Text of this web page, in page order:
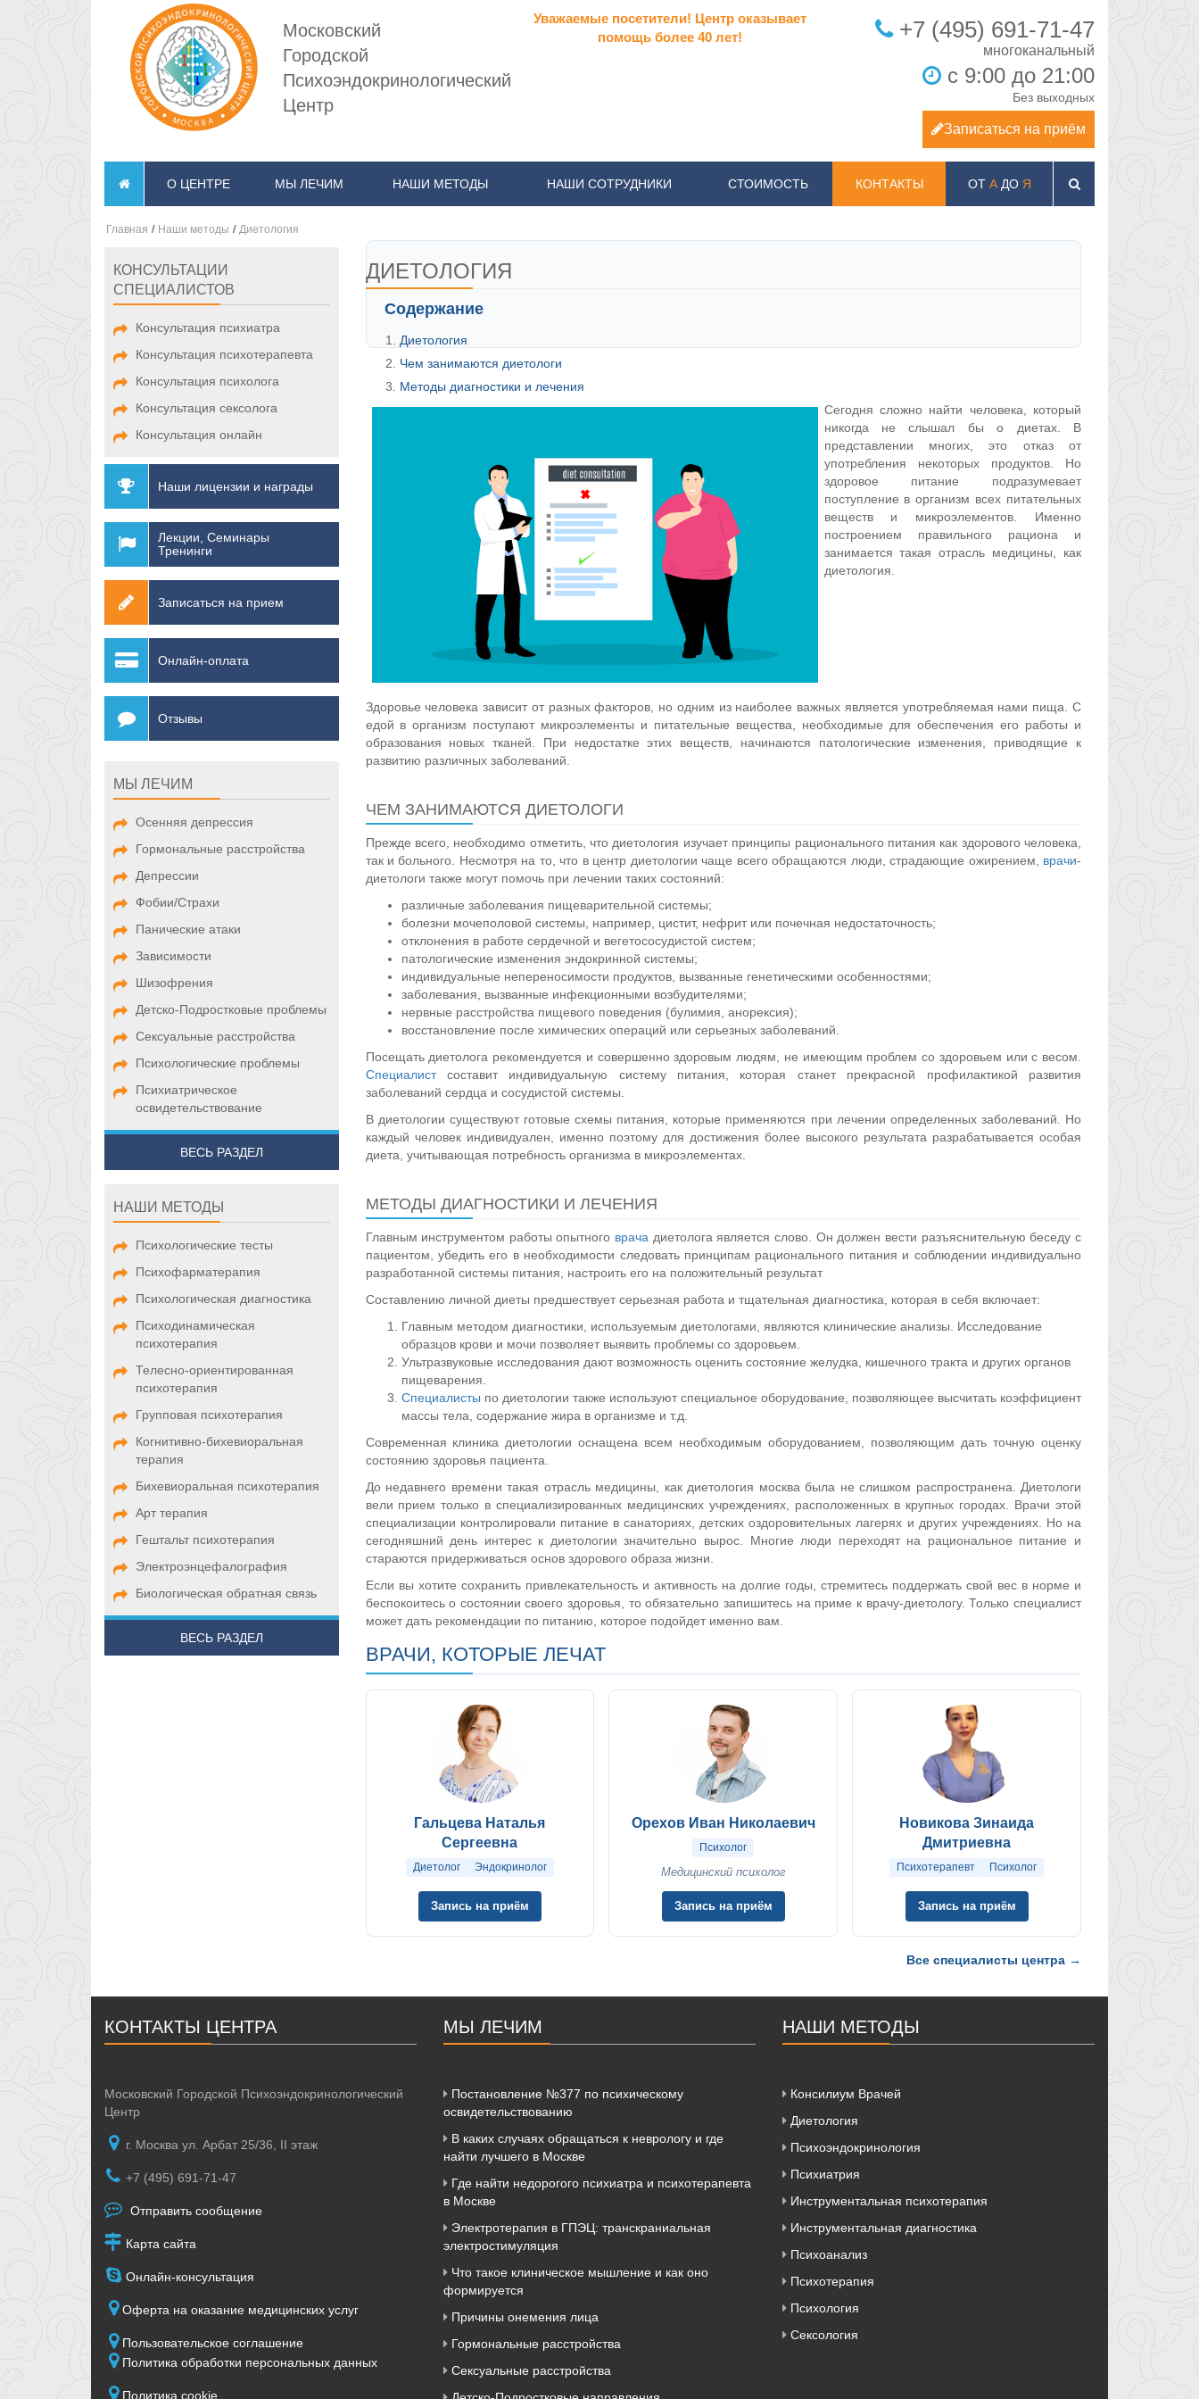
Московский
Городской
Психоэндокринологический
Центр
Уважаемые посетители! Центр оказывает
помощь более 40 лет!
+7 (495) 691-71-47
с 9:00 до 21:00
Без выходных
Записаться на приём
О ЦЕНТРЕ МЫ ЛЕЧИМ НАШИ МЕТОДЫ НАШИ СОТРУДНИКИ СТОИМОСТЬ КОНТАКТЫ ОТ АДО Я
Главная / Наши методы / Диетология
КОНСУЛЬТАЦИИ
СПЕЦИАЛИСТОВ
Консультация психиатра
Консультация психотерапевта
Консультация психолога
Консультация сексолога
Консультация онлайн
Наши лицензии и награды
Лекции, Семинары
Тренинги
Записаться на прием
Онлайн-оплата
Отзывы
МЫ ЛЕЧИМ
Осенняя депрессия
Гормональные расстройства
Депрессии
Фобии/Страхи
Панические атаки
Зависимости
Шизофрения
Детско-Подростковые проблемы
Сексуальные расстройства
Психологические проблемы
Психиатрическое
освидетельствование
ВЕСЬ РАЗДЕЛ
НАШИ МЕТОДЫ
Психологические тесты
Психофарматерапия
Психологическая диагностика
Психодинамическая
психотерапия
Телесно-ориентированная
психотерапия
Групповая психотерапия
Когнитивно-бихевиоральная
терапия
Бихевиоральная психотерапия
Арт терапия
Гештальт психотерапия
Электроэнцефалография
Биологическая обратная связь
ВЕСЬ РАЗДЕЛ
ДИЕТОЛОГИЯ
Содержание
Диетология
Чем занимаются диетологи
Методы диагностики и лечения
Сегодня сложно найти человека, который
никогда не слышал бы о диетах. В
представлении многих, это отказ от
употребления некоторых продуктов. Но
здоровое питание подразумевает
поступление в организм всех питательных
веществ и микроэлементов. Именно
построением правильного рациона и
занимается такая отрасль медицины, как
диетология.
Здоровье человека зависит от разных факторов, но одним из наиболее важных является употребляемая нами пища. С
едой в организм поступают микроэлементы и питательные вещества, необходимые для обеспечения его работы и
образования новых тканей. При недостатке этих веществ, начинаются патологические изменения, приводящие к
развитию различных заболеваний.
ЧЕМ ЗАНИМАЮТСЯ ДИЕТОЛОГИ
Прежде всего, необходимо отметить, что диетология изучает принципы рационального питания как здорового человека,
так и больного. Несмотря на то, что в центр диетологии чаще всего обращаются люди, страдающие ожирением, врачи-
диетологи также могут помочь при лечении таких состояний:
различные заболевания пищеварительной системы;
болезни мочеполовой системы, например, цистит, нефрит или почечная недостаточность;
отклонения в работе сердечной и вегетососудистой систем;
патологические изменения эндокринной системы;
индивидуальные непереносимости продуктов, вызванные генетическими особенностями;
заболевания, вызванные инфекционными возбудителями;
нервные расстройства пищевого поведения (булимия, анорексия);
восстановление после химических операций или серьезных заболеваний.
Посещать диетолога рекомендуется и совершенно здоровым людям, не имеющим проблем со здоровьем или с весом.
Специалистсоставит индивидуальную систему питания, которая станет прекрасной профилактикой развития
заболеваний сердца и сосудистой системы.
В диетологии существуют готовые схемы питания, которые применяются при лечении определенных заболеваний. Но
каждый человек индивидуален, именно поэтому для достижения более высокого результата разрабатывается особая
диета, учитывающая потребность организма в микроэлементах.
МЕТОДЫ ДИАГНОСТИКИ И ЛЕЧЕНИЯ
Главным инструментом работы опытного врача диетолога является слово. Он должен вести разъяснительную беседу с
пациентом, убедить его в необходимости следовать принципам рационального питания и соблюдении индивидуально
разработанной системы питания, настроить его на положительный результат
Составлению личной диеты предшествует серьезная работа и тщательная диагностика, которая в себя включает:
Главным методом диагностики, используемым диетологами, являются клинические анализы. Исследование
образцов крови и мочи позволяет выявить проблемы со здоровьем.
Ультразвуковые исследования дают возможность оценить состояние желудка, кишечного тракта и других органов
пищеварения.
Специалисты по диетологии также используют специальное оборудование, позволяющее высчитать коэффициент
массы тела, содержание жира в организме и т.д.
Современная клиника диетологии оснащена всем необходимым оборудованием, позволяющим дать точную оценку
состоянию здоровья пациента.
До недавнего времени такая отрасль медицины, как диетология москва была не слишком распространена. Диетологи
вели прием только в специализированных медицинских учреждениях, расположенных в крупных городах. Врачи этой
специализации контролировали питание в санаториях, детских оздоровительных лагерях и других учреждениях. Но на
сегодняшний день интерес к диетологии значительно вырос. Многие люди переходят на рациональное питание и
стараются придерживаться основ здорового образа жизни.
Если вы хотите сохранить привлекательность и активность на долгие годы, стремитесь поддержать свой вес в норме и
беспокоитесь о состоянии своего здоровья, то обязательно запишитесь на приме к врачу-диетологу. Только специалист
может дать рекомендации по питанию, которое подойдет именно вам.
ВРАЧИ, КОТОРЫЕ ЛЕЧАТ
Гальцева Наталья
Сергеевна
Диетолог Эндокринолoг
Запись на приём
Орехов Иван Николаевич
Психолог
Медицинский психолог
Запись на приём
Новикова Зинаида
Дмитриевна
Психотерапевт Психолог
Запись на приём
Все специалисты центра →
КОНТАКТЫ ЦЕНТРА
Московский Городской Психоэндокринологический
Центр
г. Москва ул. Арбат 25/36, II этаж
+7 (495) 691-71-47
Отправить сообщение
Карта сайта
Онлайн-консультация
Оферта на оказание медицинских услуг
Пользовательское соглашение
Политика обработки персональных данных
Политика cookie
МЫ ЛЕЧИМ
Постановление №377 по психическому
освидетельствованию
В каких случаях обращаться к неврологу и где
найти лучшего в Москве
Где найти недорогого психиатра и психотерапевта
в Москве
Электротерапия в ГПЭЦ: транскраниальная
электростимуляция
Что такое клиническое мышление и как оно
формируется
Причины онемения лица
Гормональные расстройства
Сексуальные расстройства
НАШИ МЕТОДЫ
Консилиум Врачей
Диетология
Психоэндокринология
Психиатрия
Инструментальная психотерапия
Инструментальная диагностика
Психоанализ
Психотерапия
Психология
Сексология